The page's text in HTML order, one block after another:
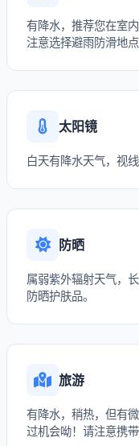
有降水，推荐您在室
注意选择避雨防滑地点
太阳镜
白天有降水天气，视
防晒
属弱紫外辐射天气，
防晒护肤品。
旅游
有降水，稍热，但有
过机会呦！请注意携